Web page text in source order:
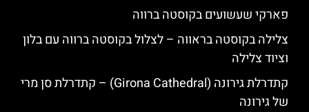
פארקי שעשועים בקוסטה ברווה
צלילה בקוסטה בראווה – לצלול בקוסטה ברווה עם בלון
וציוד צלילה
קתדרלת גירונה (Girona Cathedral) – קתדרלת סן מרי
של גירונה